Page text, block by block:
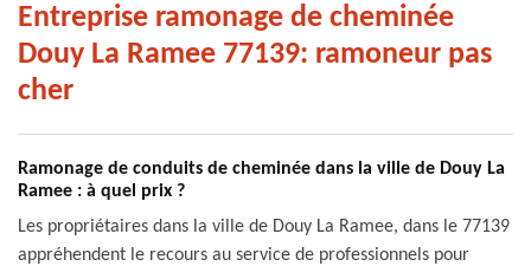
Entreprise ramonage de cheminée
Douy La Ramee 77139: ramoneur pas
cher
Ramonage de conduits de cheminée dans la ville de Douy La
Ramee : à quel prix ?
Les propriétaires dans la ville de Douy La Ramee, dans le 77139
appréhendent le recours au service de professionnels pour